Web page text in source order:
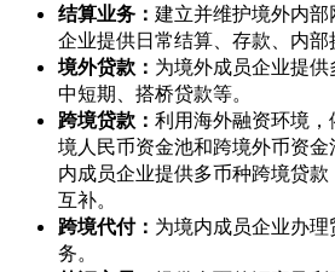
结算业务： 建立并维护境外内
企业提供日常结算、存款、内部
境外贷款： 为境外成员企业提
中短期、搭桥贷款等。
跨境贷款： 利用海外融资环境
境人民币资金池和跨境外币资
内成员企业提供多币种跨境贷
互补。
跨境代付： 为境内成员企业办
务。